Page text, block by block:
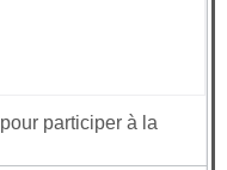
pour participer à la